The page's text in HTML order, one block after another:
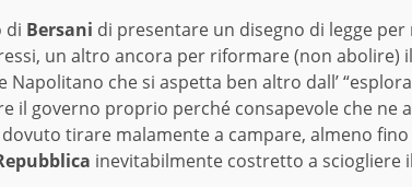
di Bersani di presentare un disegno di legge
un altro ancora per riformare (non
Napolitano che si aspetta ben altro dall’
il governo proprio perché consapevole che ne
tirare malamente a campare, almeno
inevitabilmente costretto a sciogliere